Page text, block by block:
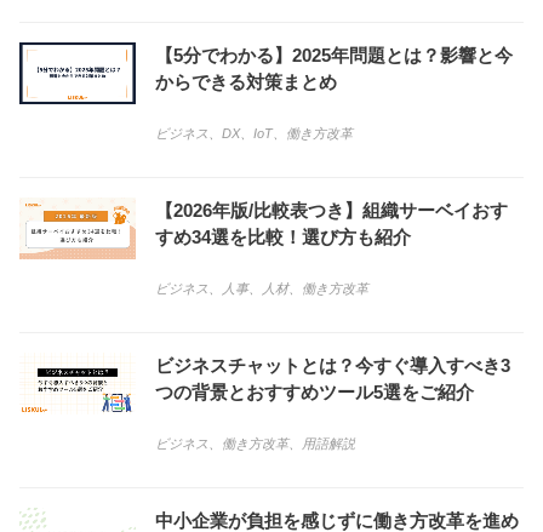
【5分でわかる】2025年問題とは？影響と今
からできる対策まとめ
ビジネス DX、 IoT、 働き方改革
【2026年版/比較表つき】組織サーベイおす
すめ34選を比較！選び方も紹介
ビジネス 人事、 人材、 働き方改革
ビジネスチャットとは？今すぐ導入すべき3
つの背景とおすすめツール5選をご紹介
ビジネス 働き方改革、 用語解説
中小企業が負担を感じずに働き方改革を進め